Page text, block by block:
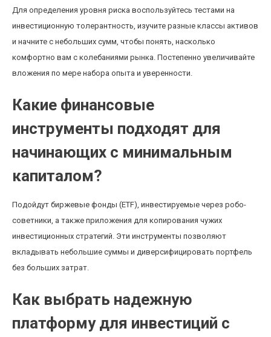
Для определения уровня риска воспользуйтесь тестами на
инвестиционную толерантность, изучите разные классы активов
и начните с небольших сумм, чтобы понять, насколько
комфортно вам с колебаниями рынка. Постепенно увеличивайте
вложения по мере набора опыта и уверенности.
Какие финансовые
инструменты подходят для
начинающих с минимальным
капиталом?
Подойдут биржевые фонды (ETF), инвестируемые через робо-
советники, а также приложения для копирования чужих
инвестиционных стратегий. Эти инструменты позволяют
вкладывать небольшие суммы и диверсифицировать портфель
без больших затрат.
Как выбрать надежную
платформу для инвестиций с